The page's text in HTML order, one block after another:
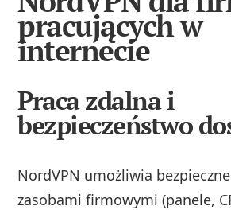
pracujących w
internecie
Praca zdalna i
bezpieczeństwo
NordVPN umożliwia bezpieczne
zasobami firmowymi (panele,